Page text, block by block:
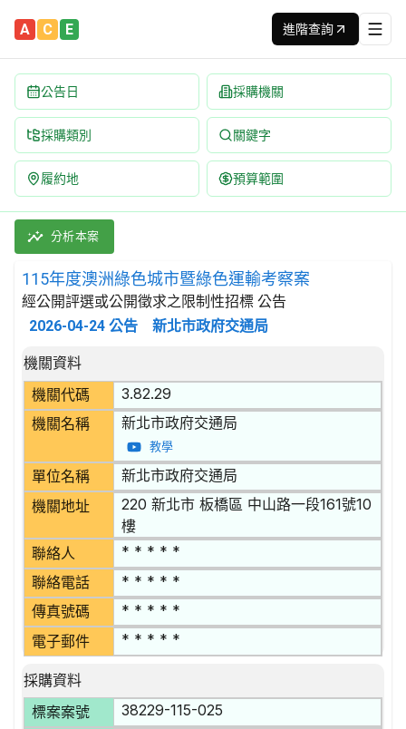
A C E 進階查詢
公告日 採購機關
採購類別 關鍵字
履約地 預算範圍
115年度澳洲綠色城市暨綠色運輸考察案 招標公告 | 案號：
採購類別：勞務類 支援及輔助運輸服務 | 招標方式：經公
分析本案
115年度澳洲綠色城市暨綠色運輸考察案
經公開評選或公開徵求之限制性招標 公告
2026-04-24 公告 新北市政府交通局
招標公告詳細內容
機關資料
機關代碼
3.82.29
機關名稱 新北市政府交通局
教學
單位名稱 新北市政府交通局
機關地址
220 新北市 板橋區 中山路一段161號10
樓
聯絡人 * * * * *
聯絡電話 * * * * *
傳真號碼 * * * * *
電子郵件 * * * * *
採購資料
標案案號
38229-115-025